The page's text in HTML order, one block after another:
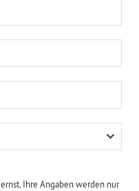
ernst. Ihre Angaben werden nur